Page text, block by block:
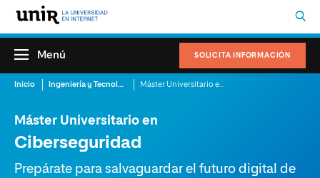
SOLICITA INFORMACIÓN
Menú
Inicio Ingeniería y Tecnología
Máster Universitario en
Ciberseguridad
Prepárate para salvaguardar el futuro digital de